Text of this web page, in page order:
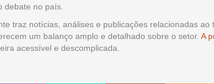
debate no país.
traz notícias, análises e publicações relacionadas ao
um balanço amplo e detalhado sobre o setor. A
acessível e descomplicada.